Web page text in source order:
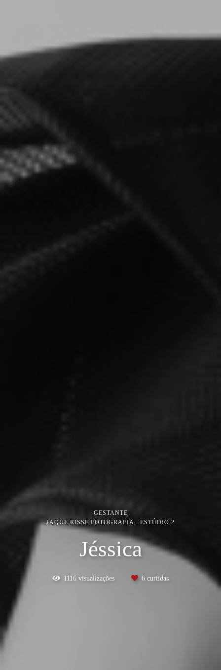
GESTANTE
JAQUE RISSE FOTOGRAFIA - ESTÚDIO 2
Jéssica
1116 visualizações 6 curtidas